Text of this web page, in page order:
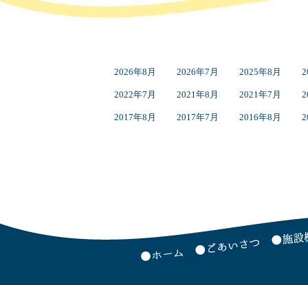
2026年8月 2026年7月 2025年8月
2022年7月 2021年8月 2021年7月
2017年8月 2017年7月 2016年8月